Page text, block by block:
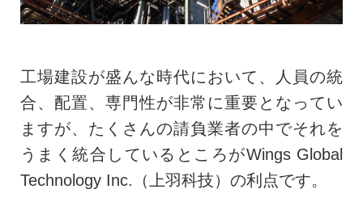
工場建設が盛んな時代において、人員の統
合、配置、専門性が非常に重要となってい
ますが、たくさんの請負業者の中でそれを
うまく統合しているところがWings Global
Technology Inc.（上羽科技）の利点です。